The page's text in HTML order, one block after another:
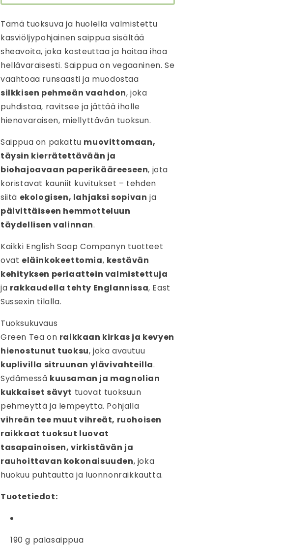
Tämä tuoksuva ja huolella valmistettu
kasviöljypohjainen saippua sisältää
sheavoita, joka kosteuttaa ja hoitaa ihoa
hellävaraisesti. Saippua on vegaaninen. Se
vaahtoaa runsaasti ja muodostaa
silkkisen pehmeän vaahdon, joka
puhdistaa, ravitsee ja jättää iholle
hienovaraisen, miellyttävän tuoksun.
Saippua on pakattu muovittomaan,
täysin kierrätettävään ja
biohajoavaan paperikääreeseen, jota
koristavat kauniit kuvitukset – tehden
siitä ekologisen, lahjaksi sopivan ja
päivittäiseen hemmotteluun
täydellisen valinnan.
Kaikki English Soap Companyn tuotteet
ovat eläinkokeettomia, kestävän
kehityksen periaattein valmistettuja
ja rakkaudella tehty Englannissa, East
Sussexin tilalla.
Tuoksukuvaus
Green Tea on raikkaan kirkas ja kevyen
hienostunut tuoksu, joka avautuu
kuplivilla sitruunan ylävivahteilla.
Sydämessä kuusaman ja magnolian
kukkaiset sävyt tuovat tuoksuun
pehmeyttä ja lempeyttä. Pohjalla
vihreän tee muut vihreät, ruohoisen
raikkaat tuoksut luovat
tasapainoisen, virkistävän ja
rauhoittavan kokonaisuuden, joka
huokuu puhtautta ja luonnonraikkautta.
Tuotetiedot:
190 g palasaippua